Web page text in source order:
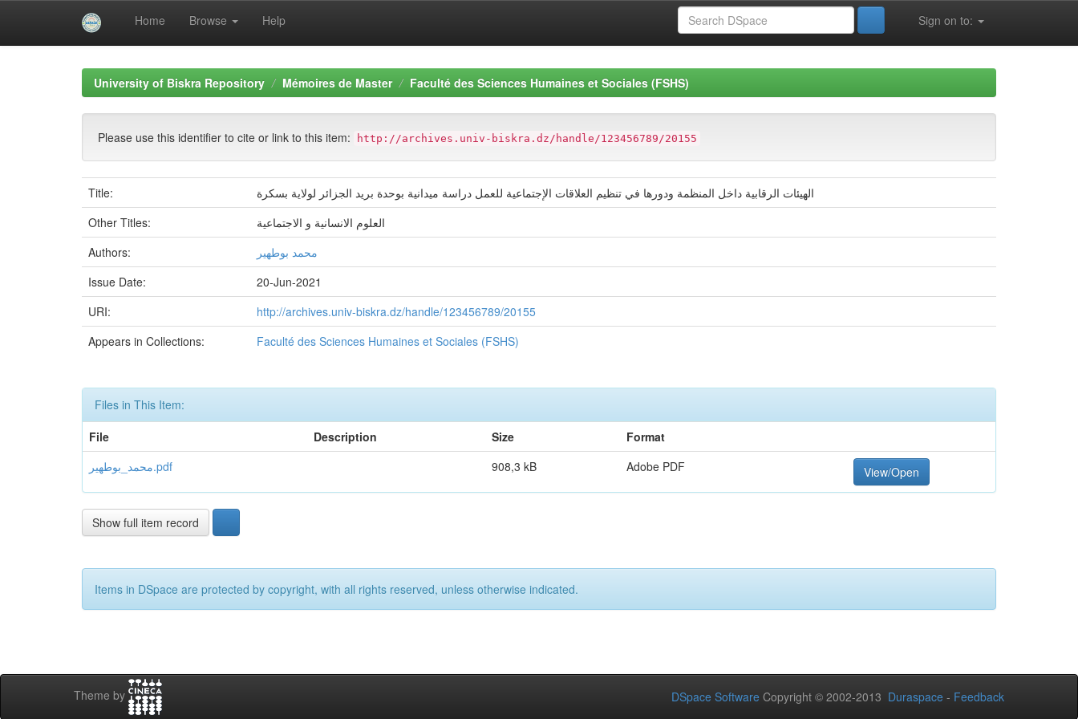
Home Browse Help Sign on to:
University of Biskra Repository Mémoires de Master Faculté des Sciences Humaines et Sociales (FSHS)
Please use this identifier to cite or link to this item: http://archives.univ-biskra.dz/handle/123456789/20155
Title:
الھیئات الرقابیة داخل المنظمة ودورھا في تنظیم العلاقات الإجتماعیة للعمل دراسة میدانیة بوحدة برید الجزائر لولایة بسكرة
Other Titles:
العلوم الانسانية و الاجتماعية
Authors:
محمد بوطهیر
Issue Date:
20-Jun-2021
URI:
http://archives.univ-biskra.dz/handle/123456789/20155
Appears in Collections:
Faculté des Sciences Humaines et Sociales (FSHS)
Files in This Item:
File
Description Size
Format
محمد_بوطهیر.pdf
908,3 kB Adobe PDF View/Open
Show full item record
Items in DSpace are protected by copyright, with all rights reserved, unless otherwise indicated.
Theme by DSpace Software Copyright © 2002-2013 Duraspace - Feedback